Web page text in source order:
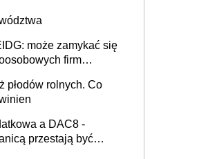
może zamykać się
firm
płodów rolnych. Co
a DAC8 -
przestają być